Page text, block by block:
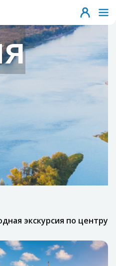
экскурсия по центру